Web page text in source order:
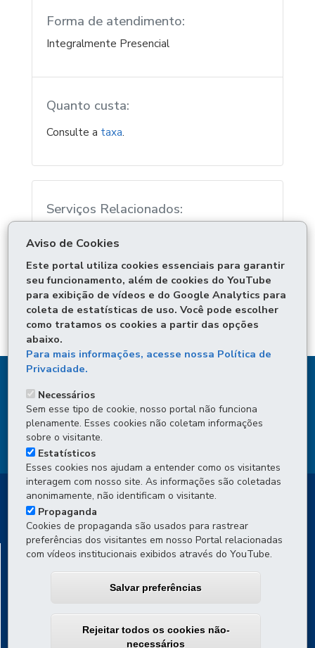
Forma de atendimento:
Integralmente Presencial
Quanto custa:
Consulte a taxa.
Serviços Relacionados:
Solicitar vistoria de veículo
ÓRGÃO RESPONSÁVEL
DEIXE SUA OPINIÃO
OUVIDORIA
DEPARTAMENTO DE TRÂNSITO DO PARANÁ -
Av. Victor Ferreira do Amaral, 2940 - Capão da Imbuia
Atendimento por WhatsApp (Projeto Piloto): de segunda a
sexta, das 8h às 16h
Aviso de Cookies
Este portal utiliza cookies essenciais para garantir
seu funcionamento, além de cookies do YouTube
para exibição de vídeos e do Google Analytics para
coleta de estatísticas de uso. Você pode escolher
como tratamos os cookies a partir das opções
abaixo.
Para mais informações, acesse nossa Política de
Privacidade.
Necessários
Sem esse tipo de cookie, nosso portal não funciona
plenamente. Esses cookies não coletam informações
sobre o visitante.
Estatísticos
Esses cookies nos ajudam a entender como os visitantes
interagem com nosso site. As informações são coletadas
anonimamente, não identificam o visitante.
Propaganda
Cookies de propaganda são usados para rastrear
preferências dos visitantes em nosso Portal relacionadas
com vídeos institucionais exibidos através do YouTube.
Salvar preferências
Rejeitar todos os cookies não-
necessários